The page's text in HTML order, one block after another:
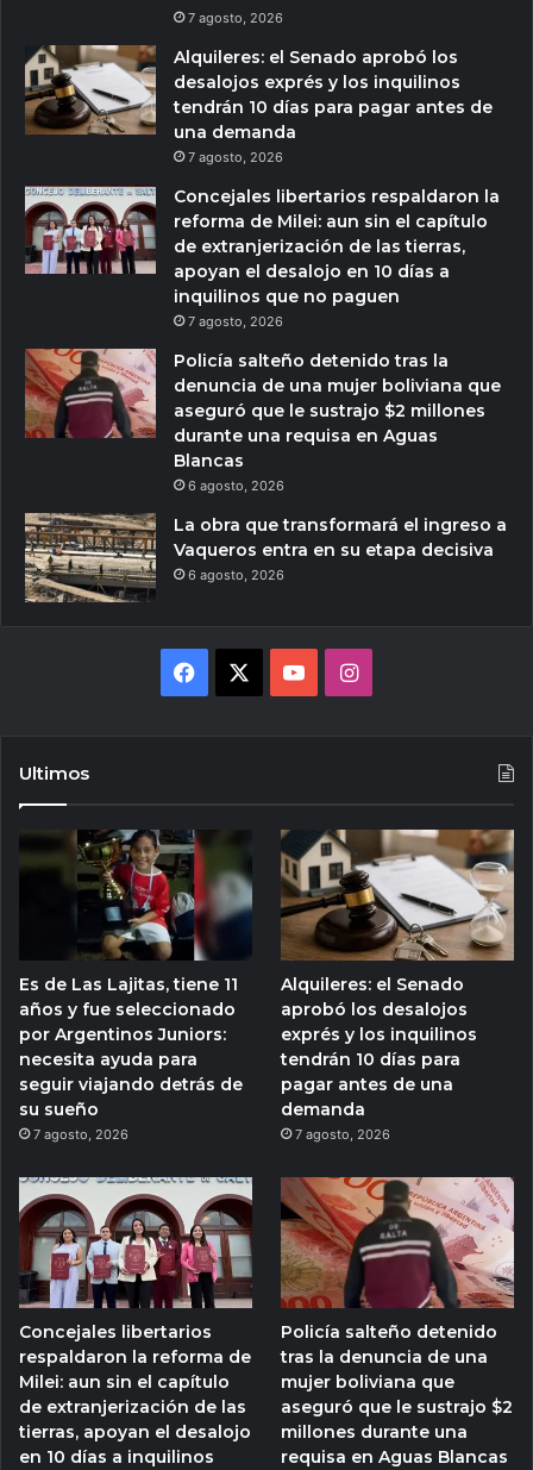
7 agosto, 2026
Alquileres: el Senado aprobó los
desalojos exprés y los inquilinos
tendrán 10 días para pagar antes de
una demanda
7 agosto, 2026
Concejales libertarios respaldaron la
reforma de Milei: aun sin el capítulo
de extranjerización de las tierras,
apoyan el desalojo en 10 días a
inquilinos que no paguen
7 agosto, 2026
Policía salteño detenido tras la
denuncia de una mujer boliviana que
aseguró que le sustrajo $2 millones
durante una requisa en Aguas
Blancas
6 agosto, 2026
La obra que transformará el ingreso a
Vaqueros entra en su etapa decisiva
6 agosto, 2026
Facebook YouTubeInstagram
Ultimos
Es de Las Lajitas, tiene 11
años y fue seleccionado
por Argentinos Juniors:
necesita ayuda para
seguir viajando detrás de
su sueño
7 agosto, 2026
Alquileres: el Senado
aprobó los desalojos
exprés y los inquilinos
tendrán 10 días para
pagar antes de una
demanda
7 agosto, 2026
Concejales libertarios
respaldaron la reforma de
Milei: aun sin el capítulo
de extranjerización de las
tierras, apoyan el desalojo
en 10 días a inquilinos
Policía salteño detenido
tras la denuncia de una
mujer boliviana que
aseguró que le sustrajo $2
millones durante una
requisa en Aguas Blancas